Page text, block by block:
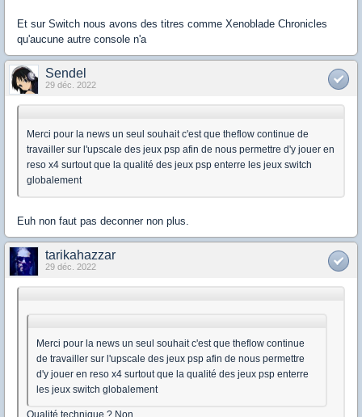
Et sur Switch nous avons des titres comme Xenoblade Chronicles
qu'aucune autre console n'a
Sendel
29 déc. 2022
Merci pour la news un seul souhait c'est que theflow continue de
travailler sur l'upscale des jeux psp afin de nous permettre d'y jouer en
reso x4 surtout que la qualité des jeux psp enterre les jeux switch
globalement
Euh non faut pas deconner non plus.
tarikahazzar
29 déc. 2022
Merci pour la news un seul souhait c'est que theflow continue
de travailler sur l'upscale des jeux psp afin de nous permettre
d'y jouer en reso x4 surtout que la qualité des jeux psp enterre
les jeux switch globalement
Qualité technique ? Non